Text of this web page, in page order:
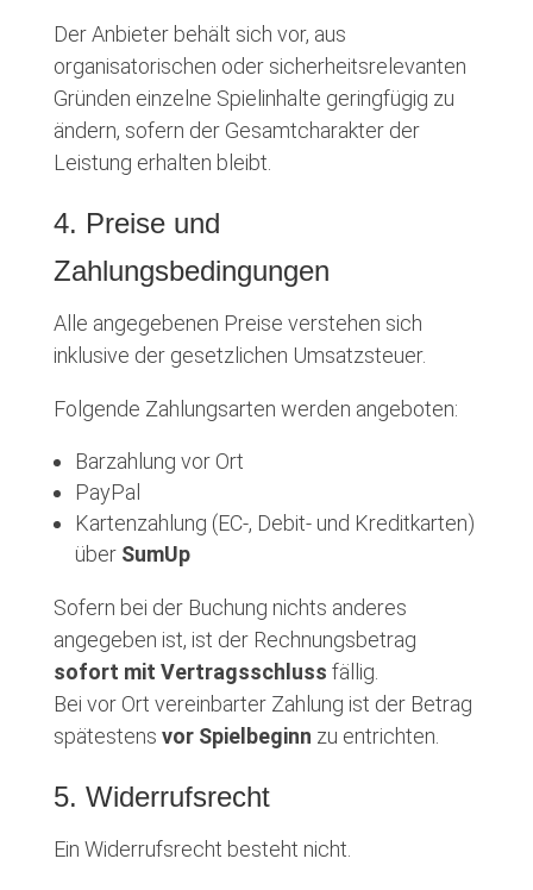
Der Anbieter behält sich vor, aus
organisatorischen oder sicherheitsrelevanten
Gründen einzelne Spielinhalte geringfügig zu
ändern, sofern der Gesamtcharakter der
Leistung erhalten bleibt.
4. Preise und
Zahlungsbedingungen
Alle angegebenen Preise verstehen sich
inklusive der gesetzlichen Umsatzsteuer.
Folgende Zahlungsarten werden angeboten:
Barzahlung vor Ort
PayPal
Kartenzahlung (EC-, Debit- und Kreditkarten)
über SumUp
Sofern bei der Buchung nichts anderes
angegeben ist, ist der Rechnungsbetrag
sofort mit Vertragsschluss fällig.
Bei vor Ort vereinbarter Zahlung ist der Betrag
spätestens vor Spielbeginn zu entrichten.
5. Widerrufsrecht
Ein Widerrufsrecht besteht nicht.